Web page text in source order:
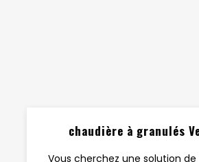
chaudière à granulés
Vous cherchez une solution